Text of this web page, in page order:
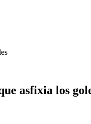
asfixia los